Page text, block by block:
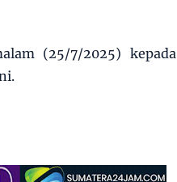
(25/7/2025) kepada